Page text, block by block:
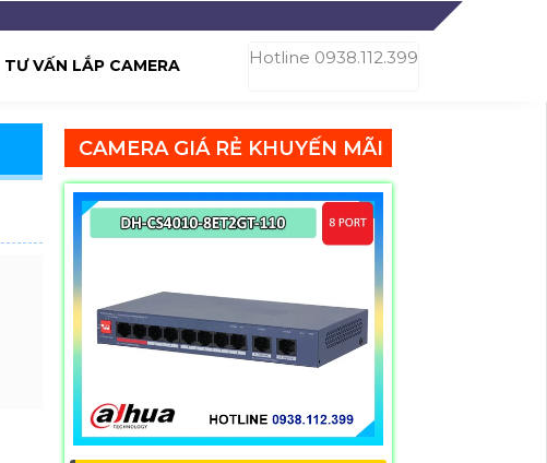
Hotline 0938.112.399
TƯ VẤN LẮP CAMERA
CAMERA GIÁ RẺ KHUYẾN MÃI